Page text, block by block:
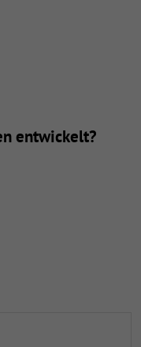
entwickelt?